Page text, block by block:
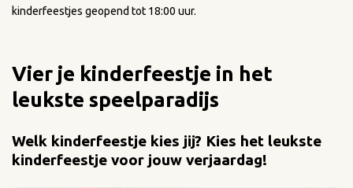
kinderfeestjes geopend tot 18:00 uur.
Vier je kinderfeestje in het
leukste speelparadijs
Welk kinderfeestje kies jij? Kies het leukste
kinderfeestje voor jouw verjaardag!